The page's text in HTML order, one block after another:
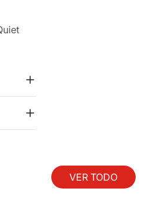
VER TODO